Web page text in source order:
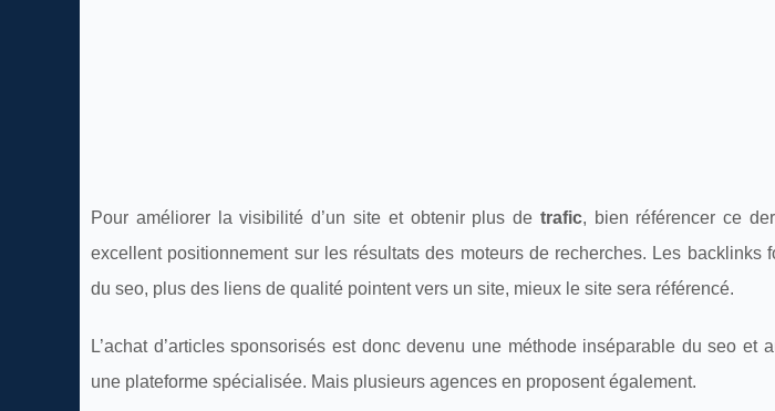
Pour améliorer la visibilité d’un site et obtenir plus de trafic, bien référencer ce
excellent positionnement sur les résultats des moteurs de recherches. Les backlinks
du seo, plus des liens de qualité pointent vers un site, mieux le site sera référencé.
L’achat d’articles sponsorisés est donc devenu une méthode inséparable du seo et
une plateforme spécialisée. Mais plusieurs agences en proposent également.